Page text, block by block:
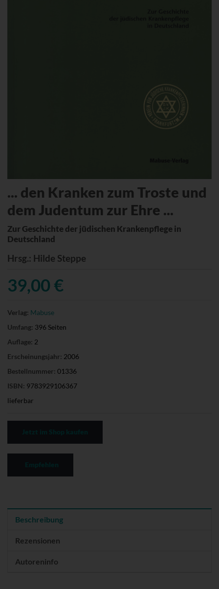
... den Kranken zum Troste und
dem Judentum zur Ehre ...
Zur Geschichte der jüdischen Krankenpflege in
Deutschland
Hrsg.: Hilde Steppe
39,00 €
Verlag: Mabuse
Umfang: 396 Seiten
Auflage: 2
Erscheinungsjahr: 2006
Bestellnummer: 01336
ISBN: 9783929106367
lieferbar
Beschreibung
Rezensionen
Autoreninfo